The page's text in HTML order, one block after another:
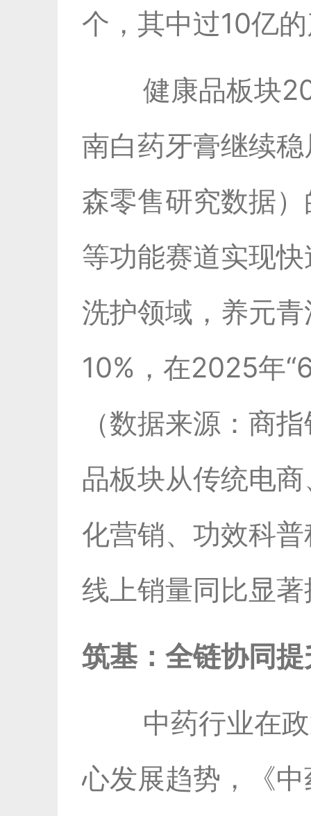
个，其中过10亿
健康品板块
南白药牙膏继续
森零售研究数据
等功能赛道实现
洗护领域，养元
10%，在2025年
（数据来源：商
品板块从传统电
化营销、功效科
线上销量同比显
筑基：全链协同
中药行业在
心发展趋势，《